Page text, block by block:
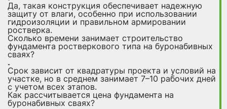
Да, такая конструкция обеспечивает надежную
защиту от влаги, особенно при использовании
гидроизоляции и правильном армировании
ростверка.
Сколько времени занимает строительство
фундамента ростверкового типа на буронабивных
сваях?
Срок зависит от квадратуры проекта и условий на
участке, но в среднем занимает 7–10 рабочих дней
с учетом всех этапов.
Как рассчитывается цена фундамента на
буронабивных сваях?